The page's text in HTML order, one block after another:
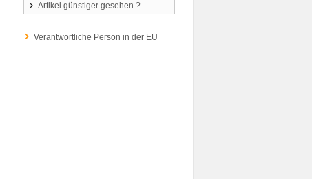
Artikel günstiger gesehen ?
Verantwortliche Person in der EU